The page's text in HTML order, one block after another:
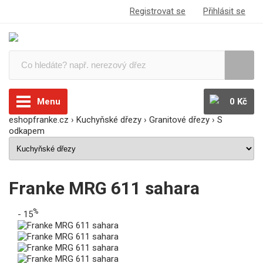
Registrovat se Přihlásit se
Menu
0 Kč
eshopfranke.cz › Kuchyňské dřezy › Granitové dřezy › S
odkapem
Franke MRG 611 sahara
- 15%